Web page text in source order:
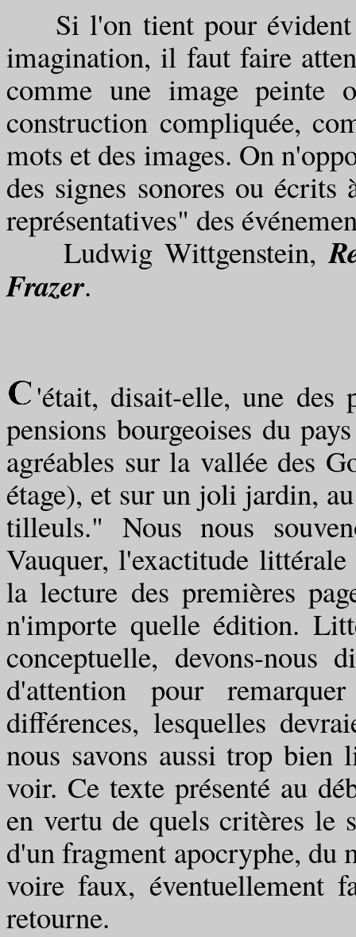
Si l'on tient pour évident
imagination, il faut faire
comme une image peinte
construction compliquée,
mots et des images. On
des signes sonores ou
représentatives" des
Ludwig Wittgenstein,
Frazer.
'était, disait-elle, une des
pensions bourgeoises du
agréables sur la vallée des
étage), et sur un joli jardin,
tilleuls." Nous nous
Vauquer, l'exactitude
la lecture des premières
n'importe quelle édition.
conceptuelle, devons-
d'attention pour
différences, lesquelles
nous savons aussi trop bien
voir. Ce texte présenté au
en vertu de quels critères
d'un fragment apocryphe, du
voire faux, éventuellement
retourne.